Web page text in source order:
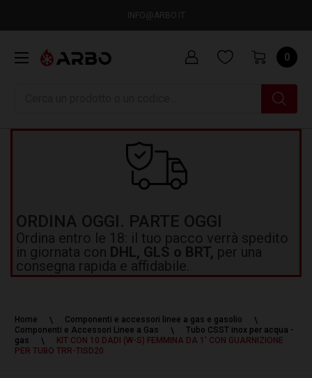
INFO@ARBO.IT
0
ORDINA OGGI. PARTE OGGI
Ordina entro le 18: il tuo pacco verrà spedito
in giornata con DHL, GLS o BRT, per una
consegna rapida e affidabile.
Home
Componenti e accessori linee a gas e gasolio
Componenti e Accessori Linee a Gas
Tubo CSST inox per acqua -
gas
KIT CON 10 DADI (W-S) FEMMINA DA 1' CON GUARNIZIONE
PER TUBO TRR-TISD20